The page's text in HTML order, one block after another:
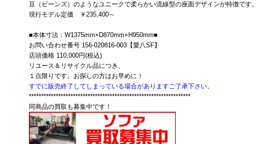
豆（ビーンズ）のようなユニークで柔らかい流線型の座面デザインが特徴です。
現行モデル定価 ￥235,400～
■本体寸法：W1375mm×D870mm×H950mm■
お問い合わせ番号 156-020816-003【愛八SF】
店頭価格 110,000円(税込)
リユース＆リサイクル品につき、
１点限りです。お探しの方はお早めに！
すでに販売終了してしまっている場合がありますご了承下さい。
******************************************************************
同商品の買取も募集中です！